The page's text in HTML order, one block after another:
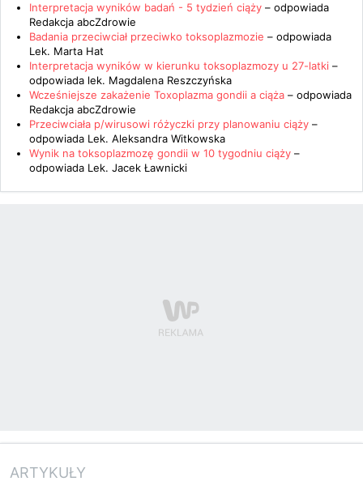
Interpretacja wyników badań - 5 tydzień ciąży – odpowiada
Redakcja abcZdrowie
Badania przeciwciał przeciwko toksoplazmozie – odpowiada
Lek. Marta Hat
Interpretacja wyników w kierunku toksoplazmozy u 27-latki –
odpowiada lek. Magdalena Reszczyńska
Wcześniejsze zakażenie Toxoplazma gondii a ciąża – odpowiada
Redakcja abcZdrowie
Przeciwciała p/wirusowi różyczki przy planowaniu ciąży –
odpowiada Lek. Aleksandra Witkowska
Wynik na toksoplazmozę gondii w 10 tygodniu ciąży –
odpowiada Lek. Jacek Ławnicki
ARTYKUŁY